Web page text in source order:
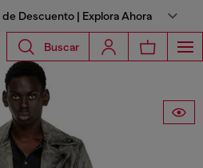
Descuento | Explora Ahora
Buscar